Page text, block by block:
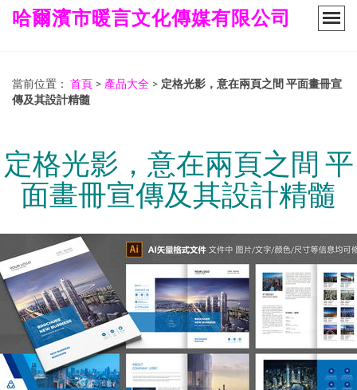
哈爾濱市暖言文化傳媒有限公司
當前位置： 首頁 > 產品大全 > 定格光影，意在兩頁之間 平面畫冊宣
傳及其設計精髓
定格光影，意在兩頁之間 平
面畫冊宣傳及其設計精髓